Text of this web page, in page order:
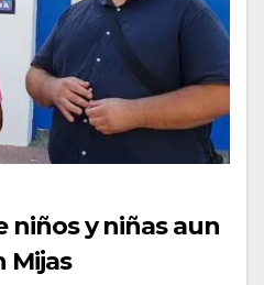
niños y niñas aun
Mijas